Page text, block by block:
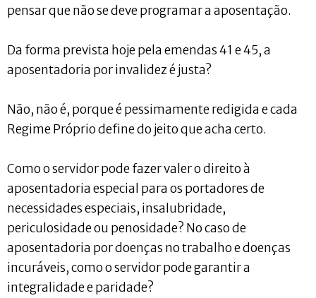
pensar que não se deve programar a aposentação.
Da forma prevista hoje pela emendas 41 e 45, a
aposentadoria por invalidez é justa?
Não, não é, porque é pessimamente redigida e cada
Regime Próprio define do jeito que acha certo.
Como o servidor pode fazer valer o direito à
aposentadoria especial para os portadores de
necessidades especiais, insalubridade,
periculosidade ou penosidade? No caso de
aposentadoria por doenças no trabalho e doenças
incuráveis, como o servidor pode garantir a
integralidade e paridade?